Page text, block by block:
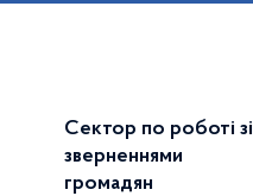
Сектор по роботі зі
зверненнями
громадян